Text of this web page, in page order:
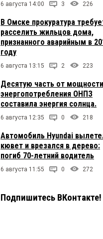
6 августа 14:00 3 226
В Омске прокуратура
расселить жильцов дома,
признанного аварийным в
году
6 августа 13:15 2 223
Десятую часть от мощности
энергопотребления ОНПЗ
составила энергия солнца.
6 августа 12:35 0 218
Автомобиль Hyundai
кювет и врезался в дерево:
погиб 70-летний водитель
6 августа 11:55 0 272
Подпишитесь ВКонтакте!